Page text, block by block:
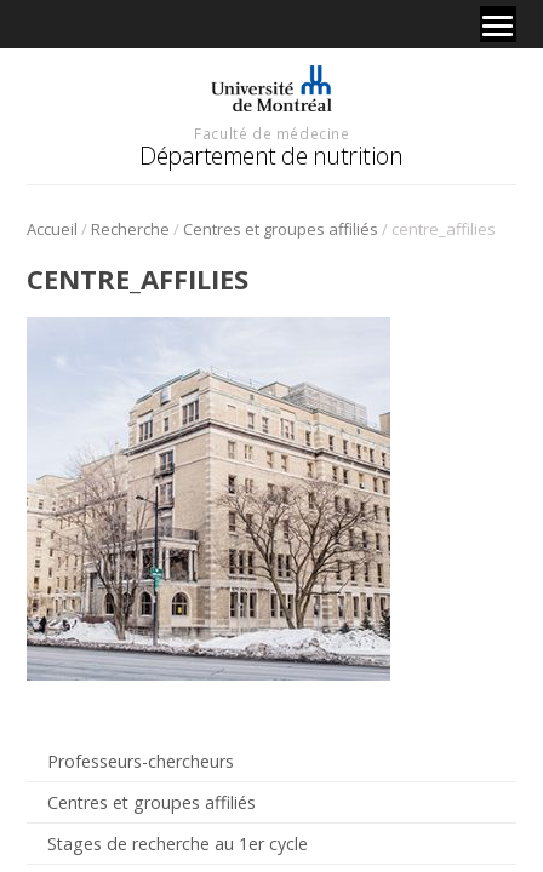
Faculté de médecine
Département de nutrition
Accueil / Recherche / Centres et groupes affiliés / centre_affilies
Professeurs-chercheurs
Centres et groupes affiliés
Stages de recherche au 1er cycle
CENTRE_AFFILIES